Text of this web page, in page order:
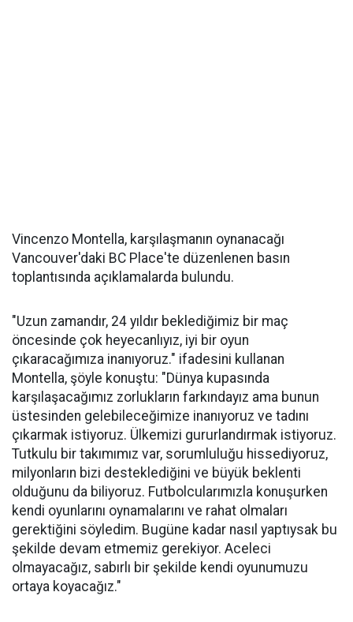
Vincenzo Montella, karşılaşmanın oynanacağı
Vancouver'daki BC Place'te düzenlenen basın
toplantısında açıklamalarda bulundu.
"Uzun zamandır, 24 yıldır beklediğimiz bir maç
öncesinde çok heyecanlıyız, iyi bir oyun
çıkaracağımıza inanıyoruz." ifadesini kullanan
Montella, şöyle konuştu: "Dünya kupasında
karşılaşacağımız zorlukların farkındayız ama bunun
üstesinden gelebileceğimize inanıyoruz ve tadını
çıkarmak istiyoruz. Ülkemizi gururlandırmak istiyoruz.
Tutkulu bir takımımız var, sorumluluğu hissediyoruz,
milyonların bizi desteklediğini ve büyük beklenti
olduğunu da biliyoruz. Futbolcularımızla konuşurken
kendi oyunlarını oynamalarını ve rahat olmaları
gerektiğini söyledim. Bugüne kadar nasıl yaptıysak bu
şekilde devam etmemiz gerekiyor. Aceleci
olmayacağız, sabırlı bir şekilde kendi oyunumuzu
ortaya koyacağız."